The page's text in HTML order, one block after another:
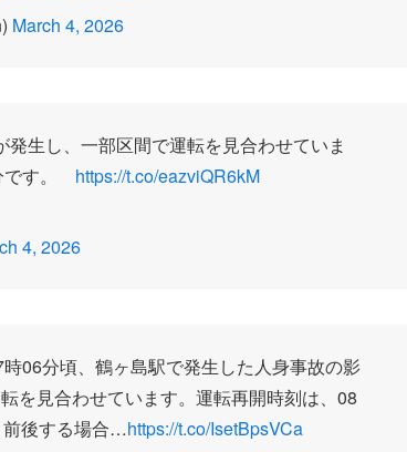
March 4, 2026
発生し、一部区間で運転を見合わせていま
です。 https://t.co/eazviQR6kM
4, 2026
06分頃、鶴ヶ島駅で発生した人身事故の影
を見合わせています。運転再開時刻は、08
前後する場合…https://t.co/IsetBpsVCa